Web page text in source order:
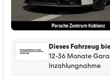
Dieses Fahrzeug
12-36 Monate
Inzahlungnahme